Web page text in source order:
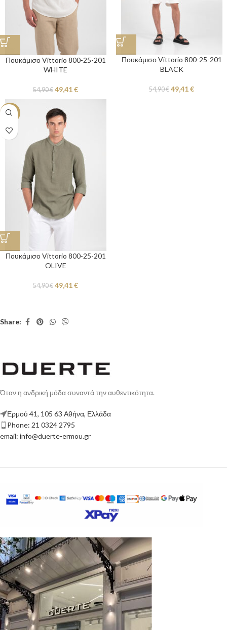
Πουκάμισο Vittorio 800-25-201
WHITE
54,90€ 49,41€
Πουκάμισο Vittorio 800-25-201
BLACK
54,90€ 49,41€
-10%
Πουκάμισο Vittorio 800-25-201
OLIVE
54,90€ 49,41€
Share:
Όταν η ανδρική μόδα συναντά την αυθεντικότητα.
Ερμού 41, 105 63 Αθήνα, Ελλάδα
Phone: 21 0324 2795
email: info@duerte-ermou.gr